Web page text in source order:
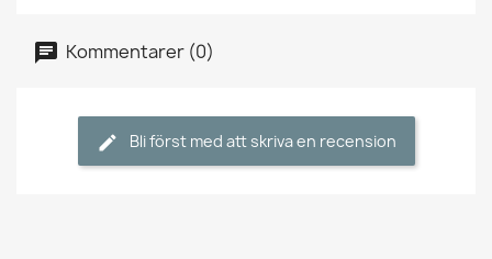
Kommentarer (0)
Bli först med att skriva en recension